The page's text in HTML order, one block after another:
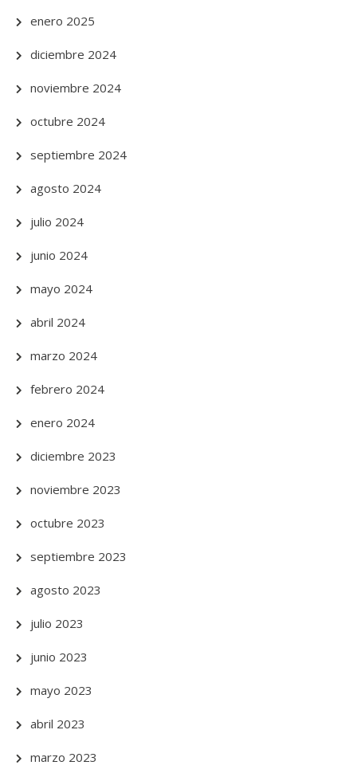
enero 2025
diciembre 2024
noviembre 2024
octubre 2024
septiembre 2024
agosto 2024
julio 2024
junio 2024
mayo 2024
abril 2024
marzo 2024
febrero 2024
enero 2024
diciembre 2023
noviembre 2023
octubre 2023
septiembre 2023
agosto 2023
julio 2023
junio 2023
mayo 2023
abril 2023
marzo 2023